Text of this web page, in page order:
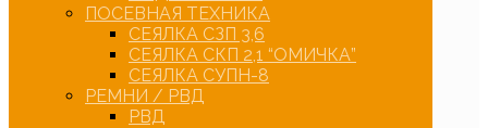
ПОСЕВНАЯ ТЕХНИКА
СЕЯЛКА СЗП 3,6
СЕЯЛКА СКП 2,1 “ОМИЧКА”
СЕЯЛКА СУПН-8
РЕМНИ / РВД
РВД